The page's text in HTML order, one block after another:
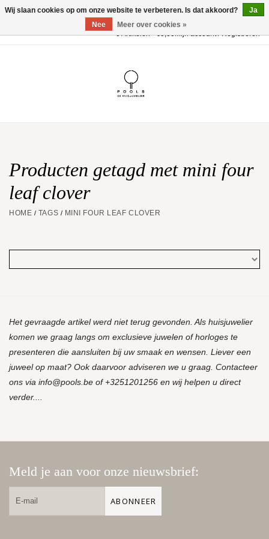
0 Artikelen - €0,00Mijn account / Registreren
Huwelijk
Geschenkbon
Producten getagd met mini four
leaf clover
HOME / TAGS / MINI FOUR LEAF CLOVER
Het gevraagde artikel werd niet terug gevonden. Als huisjuwelier
komen we graag langs om exclusieve juwelen of horloges te
presenteren die aansluiten bij uw smaak en wensen. Liever een
juweel op maat? Ook daarvoor adviseren we u graag. Contacteer
ons via info@pools.be of +3251201256 en wij helpen u direct
verder....
Meld je aan voor onze nieuwsbrief:
ABONNEER
Wij slaan cookies op om onze website te verbeteren. Is dat akkoord?
Ja
Nee
Meer over cookies »